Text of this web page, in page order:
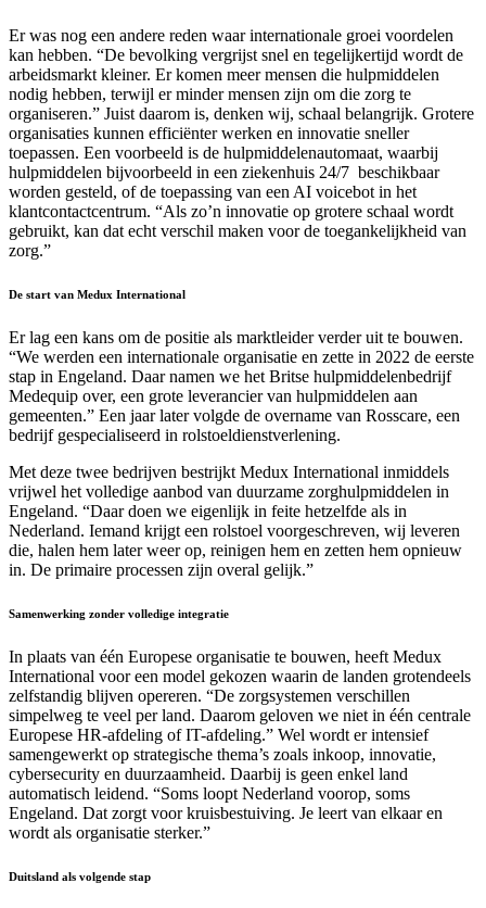
Er was nog een andere reden waar internationale groei voordelen
kan hebben. “De bevolking vergrijst snel en tegelijkertijd wordt de
arbeidsmarkt kleiner. Er komen meer mensen die hulpmiddelen
nodig hebben, terwijl er minder mensen zijn om die zorg te
organiseren.” Juist daarom is, denken wij, schaal belangrijk. Grotere
organisaties kunnen efficiënter werken en innovatie sneller
toepassen. Een voorbeeld is de hulpmiddelenautomaat, waarbij
hulpmiddelen bijvoorbeeld in een ziekenhuis 24/7 beschikbaar
worden gesteld, of de toepassing van een AI voicebot in het
klantcontactcentrum. “Als zo’n innovatie op grotere schaal wordt
gebruikt, kan dat echt verschil maken voor de toegankelijkheid van
zorg.”
De start van Medux International
Er lag een kans om de positie als marktleider verder uit te bouwen.
“We werden een internationale organisatie en zette in 2022 de eerste
stap in Engeland. Daar namen we het Britse hulpmiddelenbedrijf
Medequip over, een grote leverancier van hulpmiddelen aan
gemeenten.” Een jaar later volgde de overname van Rosscare, een
bedrijf gespecialiseerd in rolstoeldienstverlening.
Met deze twee bedrijven bestrijkt Medux International inmiddels
vrijwel het volledige aanbod van duurzame zorghulpmiddelen in
Engeland. “Daar doen we eigenlijk in feite hetzelfde als in
Nederland. Iemand krijgt een rolstoel voorgeschreven, wij leveren
die, halen hem later weer op, reinigen hem en zetten hem opnieuw
in. De primaire processen zijn overal gelijk.”
Samenwerking zonder volledige integratie
In plaats van één Europese organisatie te bouwen, heeft Medux
International voor een model gekozen waarin de landen grotendeels
zelfstandig blijven opereren. “De zorgsystemen verschillen
simpelweg te veel per land. Daarom geloven we niet in één centrale
Europese HR-afdeling of IT-afdeling.” Wel wordt er intensief
samengewerkt op strategische thema’s zoals inkoop, innovatie,
cybersecurity en duurzaamheid. Daarbij is geen enkel land
automatisch leidend. “Soms loopt Nederland voorop, soms
Engeland. Dat zorgt voor kruisbestuiving. Je leert van elkaar en
wordt als organisatie sterker.”
Duitsland als volgende stap